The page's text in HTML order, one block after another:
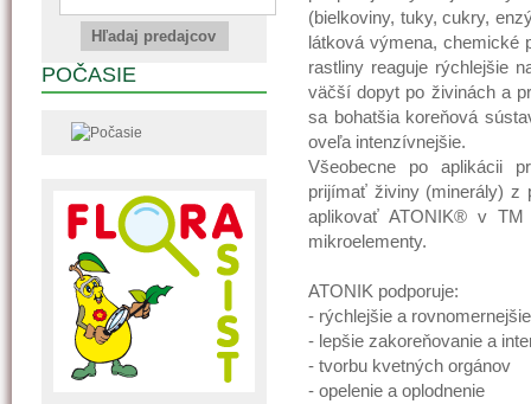
(bielkoviny, tuky, cukry,
látková výmena, chemické
rastliny reaguje rýchlejšie
väčší dopyt po živinách a
sa bohatšia koreňová
oveľa intenzívnejšie.
Všeobecne po aplikácii
prijímať živiny (minerály) z
aplikovať ATONIK® v TM
mikroelementy.
ATONIK podporuje:
- rýchlejšie a
- lepšie zakoreňovanie a
- tvorbu kvetných orgánov
- opelenie a oplodnenie
POČASIE